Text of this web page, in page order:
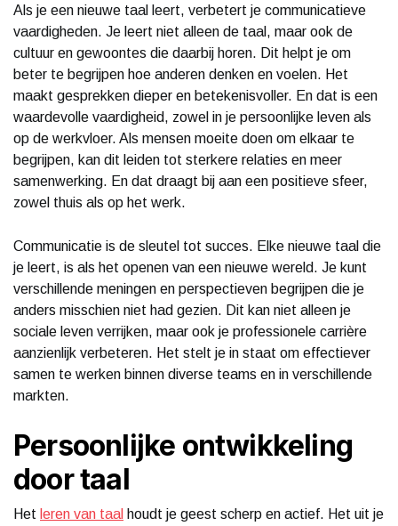
Als je een nieuwe taal leert, verbetert je communicatieve
vaardigheden. Je leert niet alleen de taal, maar ook de
cultuur en gewoontes die daarbij horen. Dit helpt je om
beter te begrijpen hoe anderen denken en voelen. Het
maakt gesprekken dieper en betekenisvoller. En dat is een
waardevolle vaardigheid, zowel in je persoonlijke leven als
op de werkvloer. Als mensen moeite doen om elkaar te
begrijpen, kan dit leiden tot sterkere relaties en meer
samenwerking. En dat draagt bij aan een positieve sfeer,
zowel thuis als op het werk.
Communicatie is de sleutel tot succes. Elke nieuwe taal die
je leert, is als het openen van een nieuwe wereld. Je kunt
verschillende meningen en perspectieven begrijpen die je
anders misschien niet had gezien. Dit kan niet alleen je
sociale leven verrijken, maar ook je professionele carrière
aanzienlijk verbeteren. Het stelt je in staat om effectiever
samen te werken binnen diverse teams en in verschillende
markten.
Persoonlijke ontwikkeling
door taal
Het leren van taal houdt je geest scherp en actief. Het uit je